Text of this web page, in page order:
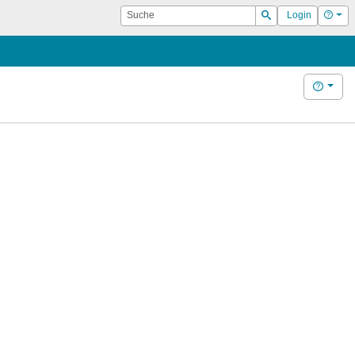
Suche
Suchen
Login Hilfe
Hilfe